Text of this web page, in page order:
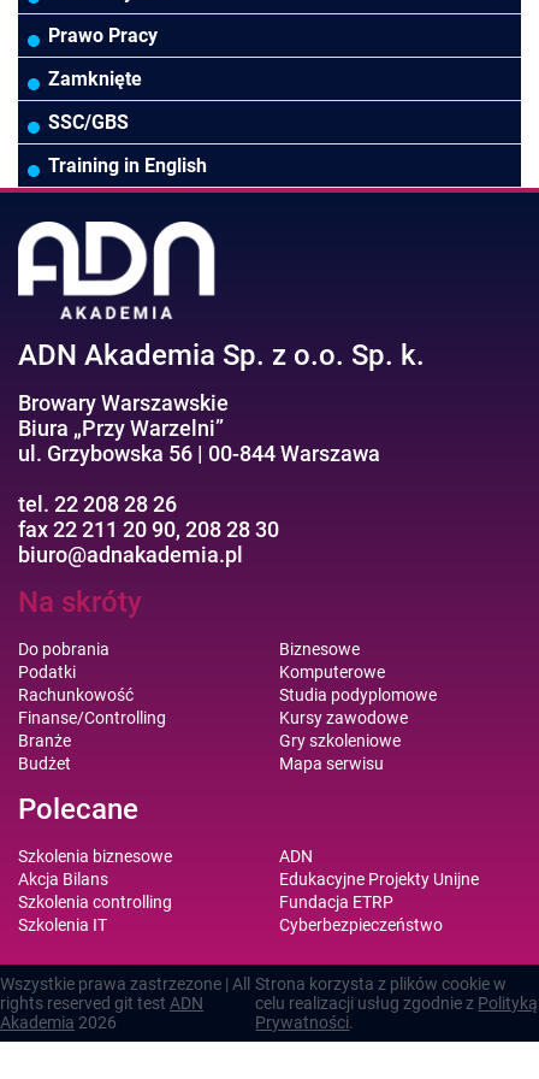
Rady Nadzorcze/Zarząd
Biura rachunkowe
TSL
Ubezpieczenia
Wodociągi/Kanalizacja
Pozostałe branże
Prawo
Podatki
Pozostałe
Zarządzanie projektami/Procesami
HR/Zarządzanie Kapitałem Ludzkim
Prawo pracy
Asystentka/Sekretarka
Efektywność osobista//Wellbeing
MS Excel/Makra/VBA
Online Power BI/Power Query/Dashboardy
MS 365/SharePoint/Bazy danych
MS Project/Word/PowerPoint
Prawo Pracy
Zamknięte
SSC/GBS
Training in English
ADN Akademia Sp. z o.o. Sp. k.
Browary Warszawskie
Biura „Przy Warzelni”
ul. Grzybowska 56 | 00-844 Warszawa
tel. 22 208 28 26
fax 22 211 20 90, 208 28 30
biuro@adnakademia.pl
Na skróty
Do pobrania
Podatki
Rachunkowość
Finanse/Controlling
Branże
Budżet
Biznesowe
Komputerowe
Studia podyplomowe
Kursy zawodowe
Gry szkoleniowe
Mapa serwisu
Polecane
Szkolenia biznesowe
Akcja Bilans
Szkolenia controlling
Szkolenia IT
ADN
Edukacyjne Projekty Unijne
Fundacja ETRP
Cyberbezpieczeństwo
Wszystkie prawa zastrzezone | All
rights reserved git test ADN
Akademia 2026
Strona korzysta z plików cookie w
celu realizacji usług zgodnie z Polityką
Prywatności.